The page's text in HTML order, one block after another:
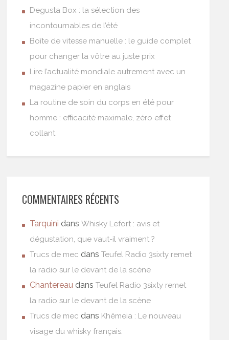
Degusta Box : la sélection des
incontournables de l’été
Boîte de vitesse manuelle : le guide complet
pour changer la vôtre au juste prix
Lire l’actualité mondiale autrement avec un
magazine papier en anglais
La routine de soin du corps en été pour
homme : efficacité maximale, zéro effet
collant
COMMENTAIRES RÉCENTS
Tarquini dansWhisky Lefort : avis et
dégustation, que vaut-il vraiment ?
Trucs de mec dansTeufel Radio 3sixty remet
la radio sur le devant de la scène
Chantereau dansTeufel Radio 3sixty remet
la radio sur le devant de la scène
Trucs de mec dans Khêmeia : Le nouveau
visage du whisky français.